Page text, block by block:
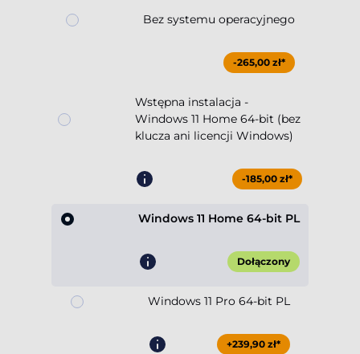
Bez systemu operacyjnego
-265,00 zł*
Wstępna instalacja -
Windows 11 Home 64-bit (bez
klucza ani licencji Windows)
-185,00 zł*
Windows 11 Home 64-bit PL
Dołączony
Windows 11 Pro 64-bit PL
+239,90 zł*